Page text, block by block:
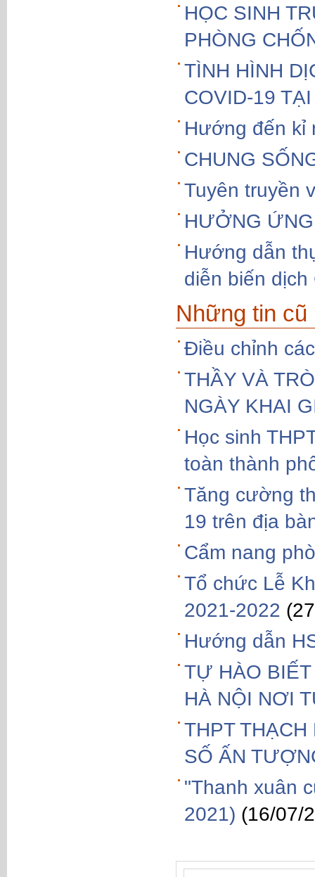
HỌC SINH
PHÒNG
TÌNH HÌNH
COVID-19
Hướng đến kỉ
CHUNG
Tuyên truyền
HƯỞNG
Hướng dẫn
diễn biến dịch
Những tin cũ
Điều chỉnh
THẦY VÀ
NGÀY KHAI
Học sinh
toàn thành
Tăng cường
19 trên địa
Cẩm nang
Tổ chức Lễ
2021-2022
Hướng dẫn
TỰ HÀO
HÀ NỘI NƠI
THPT
SỐ ẤN
"Thanh xuân
2021) (16/07/